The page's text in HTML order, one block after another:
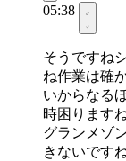
05:38
そうですね
ね作業は確
いからなる
時困ります
グランメゾ
きないです